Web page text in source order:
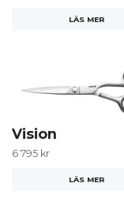
LÄS MER
Vision
6 795 kr
LÄS MER